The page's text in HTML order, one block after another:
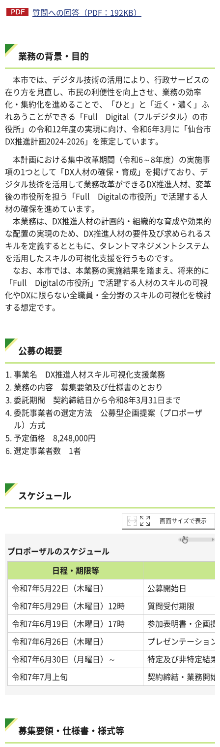
質問への回答（PDF：192KB）
業務の背景・目的
本市では、デジタル技術の活用により、行政サービスの
在り方を見直し、市民の利便性を向上させ、業務の効率
化・集約化を進めることで、「ひと」と「近く・濃く」ふ
れあうことができる「Full Digital（フルデジタル）の市
役所」の令和12年度の実現に向け、令和6年3月に「仙台市
DX推進計画2024-2026」を策定しています。
本計画における集中改革期間（令和6～8年度）の実施事
項の1つとして「DX人材の確保・育成」を掲げており、デ
ジタル技術を活用して業務改革ができるDX推進人材、変革
後の市役所を担う「Full Digitalの市役所」で活躍する人
材の確保を進めています。
本業務は、DX推進人材の計画的・組織的な育成や効果的
な配置の実現のため、DX推進人材の要件及び求められるス
キルを定義するとともに、タレントマネジメントシステム
を活用したスキルの可視化支援を行うものです。
なお、本市では、本業務の実施結果を踏まえ、将来的に
「Full Digitalの市役所」で活躍する人材のスキルの可視
化やDXに限らない全職員・全分野のスキルの可視化を検討
する想定です。
公募の概要
事業名 DX推進人材スキル可視化支援業務
業務の内容 募集要領及び仕様書のとおり
委託期間 契約締結日から令和8年3月31日まで
委託事業者の選定方法 公募型企画提案（プロポーザ
ル）方式
予定価格 8,248,000円
選定事業者数 1者
スケジュール
画面サイズで表示
プロポーザルのスケジュール
日程・期限等
令和7年5月22日（木曜日）
公募開始日
令和7年5月29日（木曜日）12時
質問受付期限
令和7年6月19日（木曜日）17時
参加表明書・企画
令和7年6月26日（木曜日）
プレゼンテーショ
令和7年6月30日（月曜日）～
特定及び非特定結
令和7年7月上旬
契約締結・業務開
募集要領・仕様書・様式等